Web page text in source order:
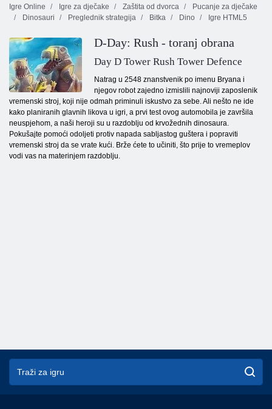
Igre Online
Igre za dječake Zaštita od dvorca
Pucanje za dječake
Dinosauri
Preglednik strategija Bitka Dino Igre HTML5
D-Day: Rush - toranj obrana
Day D Tower Rush Tower Defence
Natrag u 2548 znanstvenik po imenu Bryana i
njegov robot zajedno izmislili najnoviji zaposlenik
vremenski stroj, koji nije odmah priminuli iskustvo za sebe. Ali nešto ne ide
kako planiranih glavnih likova u igri, a prvi test ovog automobila je završila
neuspjehom, a naši heroji su u razdoblju od krvožednih dinosaura.
Pokušajte pomoći odoljeti protiv napada sabljastog guštera i popraviti
vremenski stroj da se vrate kući. Brže ćete to učiniti, što prije to vremeplov
vodi vas na materinjem razdoblju.